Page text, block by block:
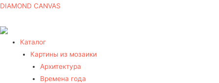
DIAMOND CANVAS
Каталог
Картины из мозаики
Архитектура
Времена года